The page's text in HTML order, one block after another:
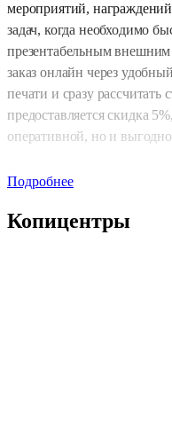
мероприятий,
задач, когда необходимо
презентабельным
заказ онлайн через
печати и сразу
предоставляется скидка
оперативной, но и
Печать грамот в
Скорость выполнения
мероприятиям и
Подробнее
Копицентры